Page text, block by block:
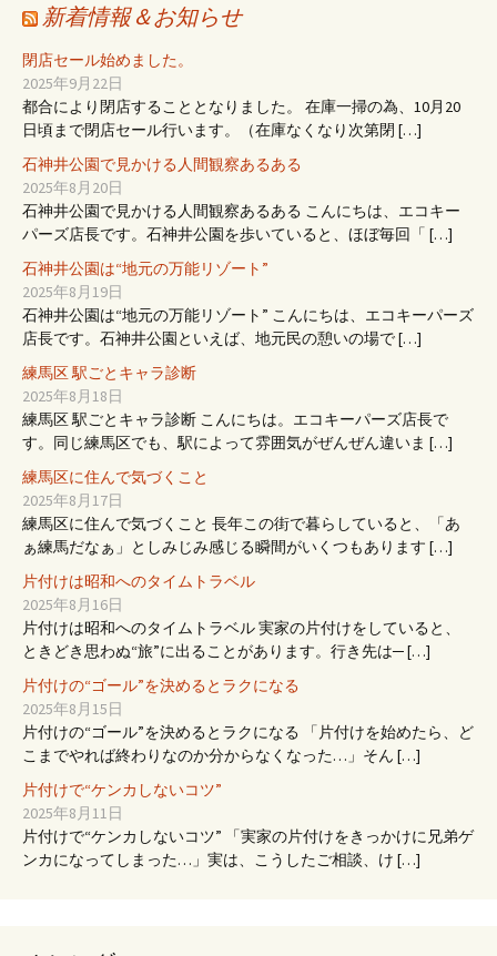
ナ
ビ
ゲ
ー
シ
ョ
ン
新着情報＆お知らせ
閉店セール始めました。
2025年9月22日
都合により閉店することとなりました。 在庫一掃の為、10月20
日頃まで閉店セール行います。（在庫なくなり次第閉 […]
石神井公園で見かける人間観察あるある
2025年8月20日
石神井公園で見かける人間観察あるある こんにちは、エコキー
パーズ店長です。石神井公園を歩いていると、ほぼ毎回「 […]
石神井公園は“地元の万能リゾート”
2025年8月19日
石神井公園は“地元の万能リゾート” こんにちは、エコキーパーズ
店長です。石神井公園といえば、地元民の憩いの場で […]
練馬区 駅ごとキャラ診断
2025年8月18日
練馬区 駅ごとキャラ診断 こんにちは。エコキーパーズ店長で
す。同じ練馬区でも、駅によって雰囲気がぜんぜん違いま […]
練馬区に住んで気づくこと
2025年8月17日
練馬区に住んで気づくこと 長年この街で暮らしていると、「あ
ぁ練馬だなぁ」としみじみ感じる瞬間がいくつもあります […]
片付けは昭和へのタイムトラベル
2025年8月16日
片付けは昭和へのタイムトラベル 実家の片付けをしていると、
ときどき思わぬ“旅”に出ることがあります。行き先は─ […]
片付けの“ゴール”を決めるとラクになる
2025年8月15日
片付けの“ゴール”を決めるとラクになる 「片付けを始めたら、ど
こまでやれば終わりなのか分からなくなった…」そん […]
片付けで“ケンカしないコツ”
2025年8月11日
片付けで“ケンカしないコツ” 「実家の片付けをきっかけに兄弟ゲ
ンカになってしまった…」実は、こうしたご相談、け […]